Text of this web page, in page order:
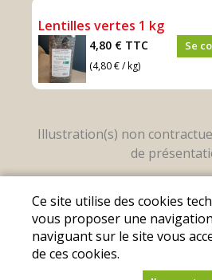
Lentilles vertes 1 kg
4,80 € TTC
(4,80 € / kg)
Se
Ventes|Protection des
© Copyright 2025 - Les
Ce site utilise des cookies
vous proposer une
naviguant sur le site vous
de ces cookies.